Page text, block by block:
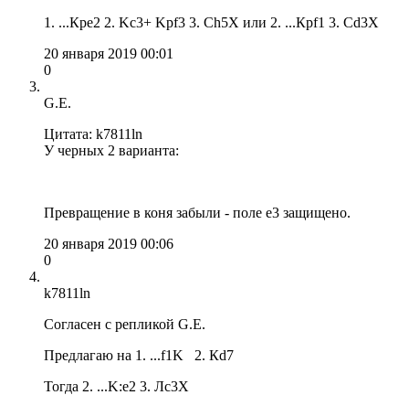
1. ...Крe2 2. Kc3+ Kpf3 3. Ch5X или 2. ...Крf1 3. Cd3X
20 января 2019 00:01
0
G.E.
Цитата: k7811ln
У черных 2 варианта:
Превращение в коня забыли - поле е3 защищено.
20 января 2019 00:06
0
k7811ln
Согласен с репликой G.E.
Предлагаю на 1. ...f1K 2. Кd7
Тогда 2. ...K:e2 3. Лс3Х